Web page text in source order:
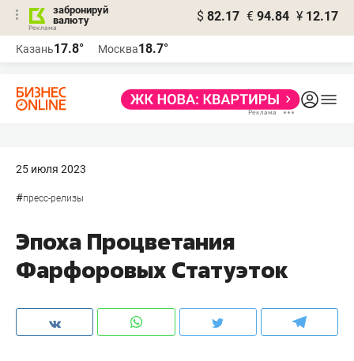
забронируй
валюту
$ 82.17 € 94.84 ¥ 12.17
Казань17.8° Москва18.7°
25 июля 2023
#пресс-релизы
Эпоха Процветания
Фарфоровых Статуэток